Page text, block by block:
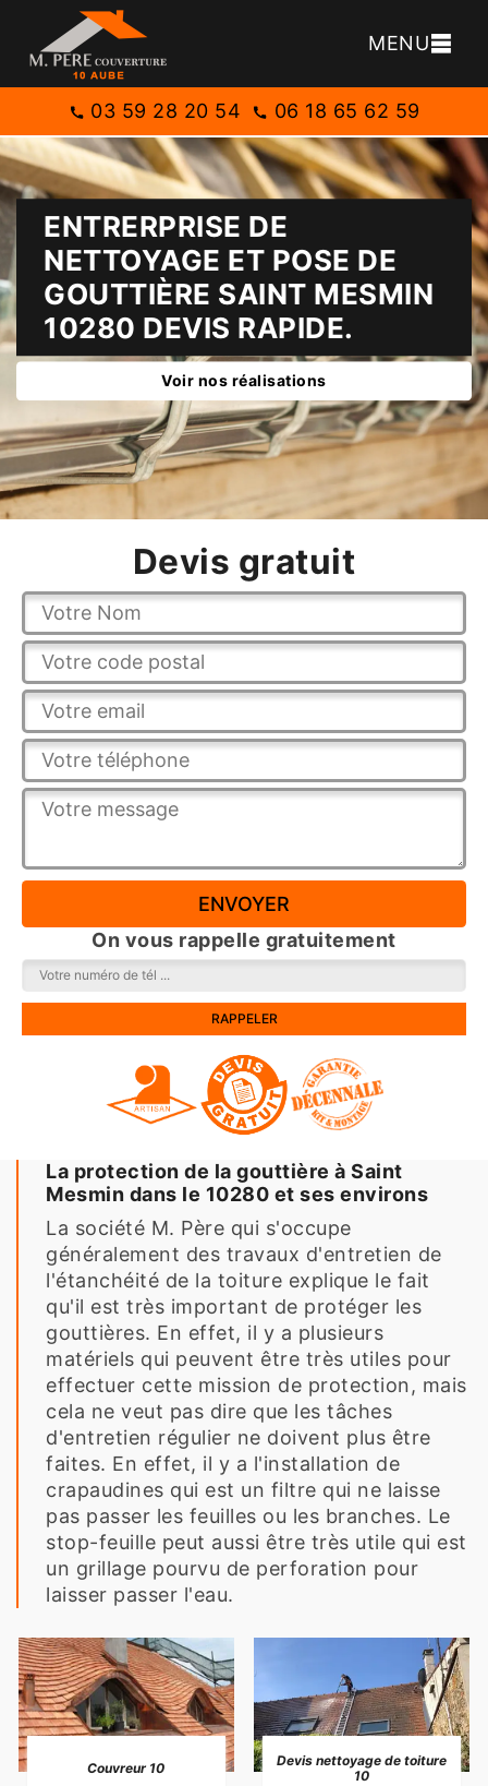
MENU
03 59 28 20 54 06 18 65 62 59
ENTRERPRISE DE
NETTOYAGE ET POSE DE
GOUTTIÈRE SAINT MESMIN
10280 DEVIS RAPIDE.
Voir nos réalisations
Devis gratuit
On vous rappelle gratuitement
La protection de la gouttière à Saint
Mesmin dans le 10280 et ses environs
La société M. Père qui s'occupe
généralement des travaux d'entretien de
l'étanchéité de la toiture explique le fait
qu'il est très important de protéger les
gouttières. En effet, il y a plusieurs
matériels qui peuvent être très utiles pour
effectuer cette mission de protection, mais
cela ne veut pas dire que les tâches
d'entretien régulier ne doivent plus être
faites. En effet, il y a l'installation de
crapaudines qui est un filtre qui ne laisse
pas passer les feuilles ou les branches. Le
stop-feuille peut aussi être très utile qui est
un grillage pourvu de perforation pour
laisser passer l'eau.
Couvreur 10
Devis nettoyage de toiture
10